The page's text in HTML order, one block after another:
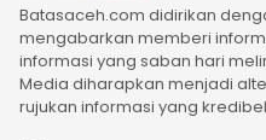
Batasaceh.com didirikan
mengabarkan memberi
informasi yang saban hari
Media diharapkan menjadi
rujukan informasi yang